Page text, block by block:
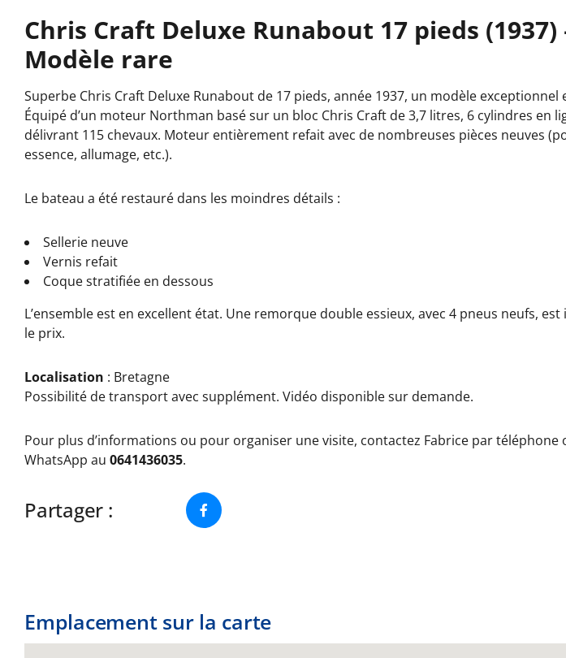
Chris Craft Deluxe Runabout 17 pieds (1937)
Modèle rare
Superbe Chris Craft Deluxe Runabout de 17 pieds, année 1937, un modèle exceptionnel
Équipé d’un moteur Northman basé sur un bloc Chris Craft de 3,7 litres, 6 cylindres en
délivrant 115 chevaux. Moteur entièrement refait avec de nombreuses pièces neuves
essence, allumage, etc.).
Le bateau a été restauré dans les moindres détails :
Sellerie neuve
Vernis refait
Coque stratifiée en dessous
L’ensemble est en excellent état. Une remorque double essieux, avec 4 pneus neufs, est
le prix.
Localisation : Bretagne
Possibilité de transport avec supplément. Vidéo disponible sur demande.
Pour plus d’informations ou pour organiser une visite, contactez Fabrice par téléphone
WhatsApp au 0641436035.
Partager :
Emplacement sur la carte